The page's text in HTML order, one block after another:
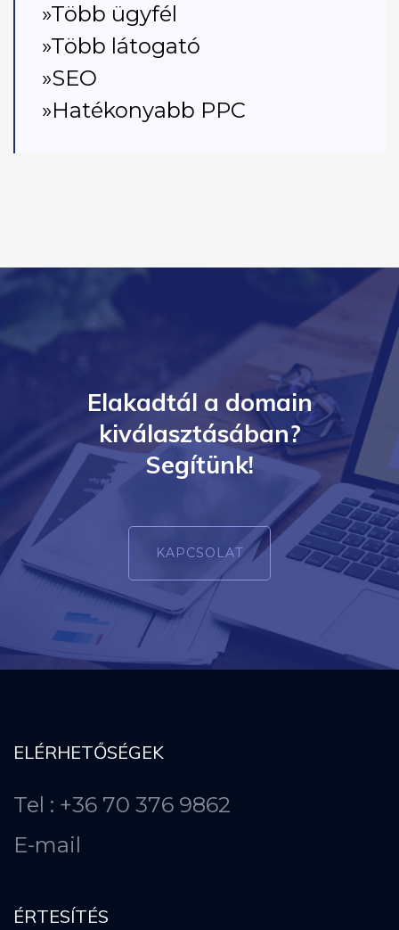
»Több ügyfél
»Több látogató
»SEO
»Hatékonyabb PPC
Elakadtál a domain
kiválasztásában?
Segítünk!
KAPCSOLAT
ELÉRHETŐSÉGEK
Tel : +36 70 376 9862
E-mail
ÉRTESÍTÉS